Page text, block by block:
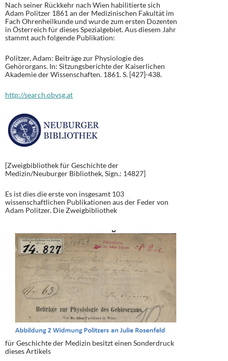
Nach seiner Rückkehr nach Wien habilitierte sich
Adam Politzer 1861 an der Medizinischen Fakultät im
Fach Ohrenheilkunde und wurde zum ersten Dozenten
in Österreich für dieses Spezialgebiet. Aus diesem Jahr
stammt auch folgende Publikation:
Politzer, Adam: Beiträge zur Physiologie des
Gehörorgans. In: Sitzungsberichte der Kaiserlichen
Akademie der Wissenschaften. 1861. S. [427]-438.
http://search.obvsg.at
[Zweigbibliothek für Geschichte der
Medizin/Neuburger Bibliothek, Sign.: 14827]
Es ist dies die erste von insgesamt 103
wissenschaftlichen Publikationen aus der Feder von
Adam Politzer. Die Zweigbibliothek
für Geschichte der Medizin besitzt einen Sonderdruck
dieses Artikels